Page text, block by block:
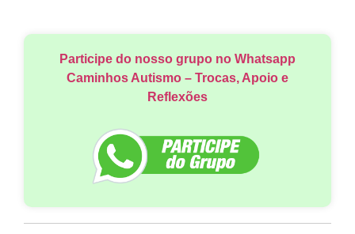
Participe do nosso grupo no Whatsapp
Caminhos Autismo – Trocas, Apoio e
Reflexões